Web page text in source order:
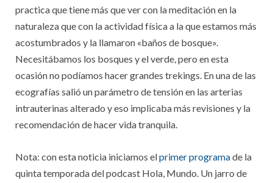
practica que tiene más que ver con la meditación en la
naturaleza que con la actividad física a la que estamos más
acostumbrados y la llamaron «baños de bosque».
Necesitábamos los bosques y el verde, pero en esta
ocasión no podíamos hacer grandes trekings. En una de las
ecografías salió un parámetro de tensión en las arterias
intrauterinas alterado y eso implicaba más revisiones y la
recomendación de hacer vida tranquila.
Nota: con esta noticia iniciamos elprimer programade la
quinta temporada del podcast Hola, Mundo. Un jarro de